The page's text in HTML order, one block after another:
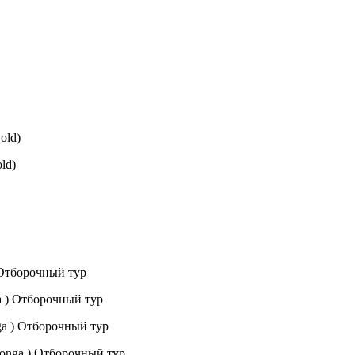
тур
) Отборочный тур
) Отборочный тур